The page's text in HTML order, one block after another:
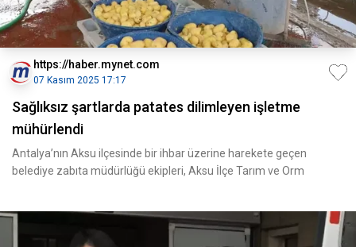
https://haber.mynet.com
07 Kasım 2025 17:17
Sağlıksız şartlarda patates dilimleyen işletme
mühürlendi
Antalya’nın Aksu ilçesinde bir ihbar üzerine harekete geçen
belediye zabıta müdürlüğü ekipleri, Aksu İlçe Tarım ve Orm